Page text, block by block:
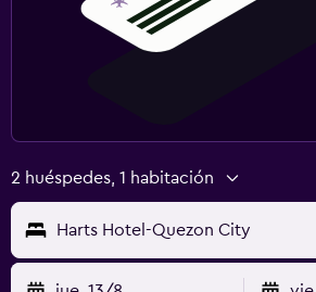
2 huéspedes, 1 habitación
Harts Hotel-Quezon City